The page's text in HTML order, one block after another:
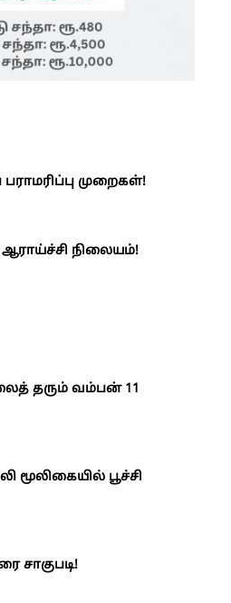
முறைகள்!
ஆராய்ச்சி நிலையம்!
தரும் வம்பன் 11
பூச்சி
சாகுபடி!